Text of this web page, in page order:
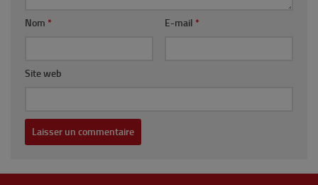
Nom * E-mail *
Site web